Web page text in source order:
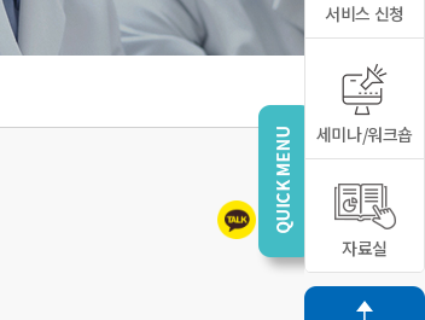
서비스 신청
세미나/워크숍
자료실